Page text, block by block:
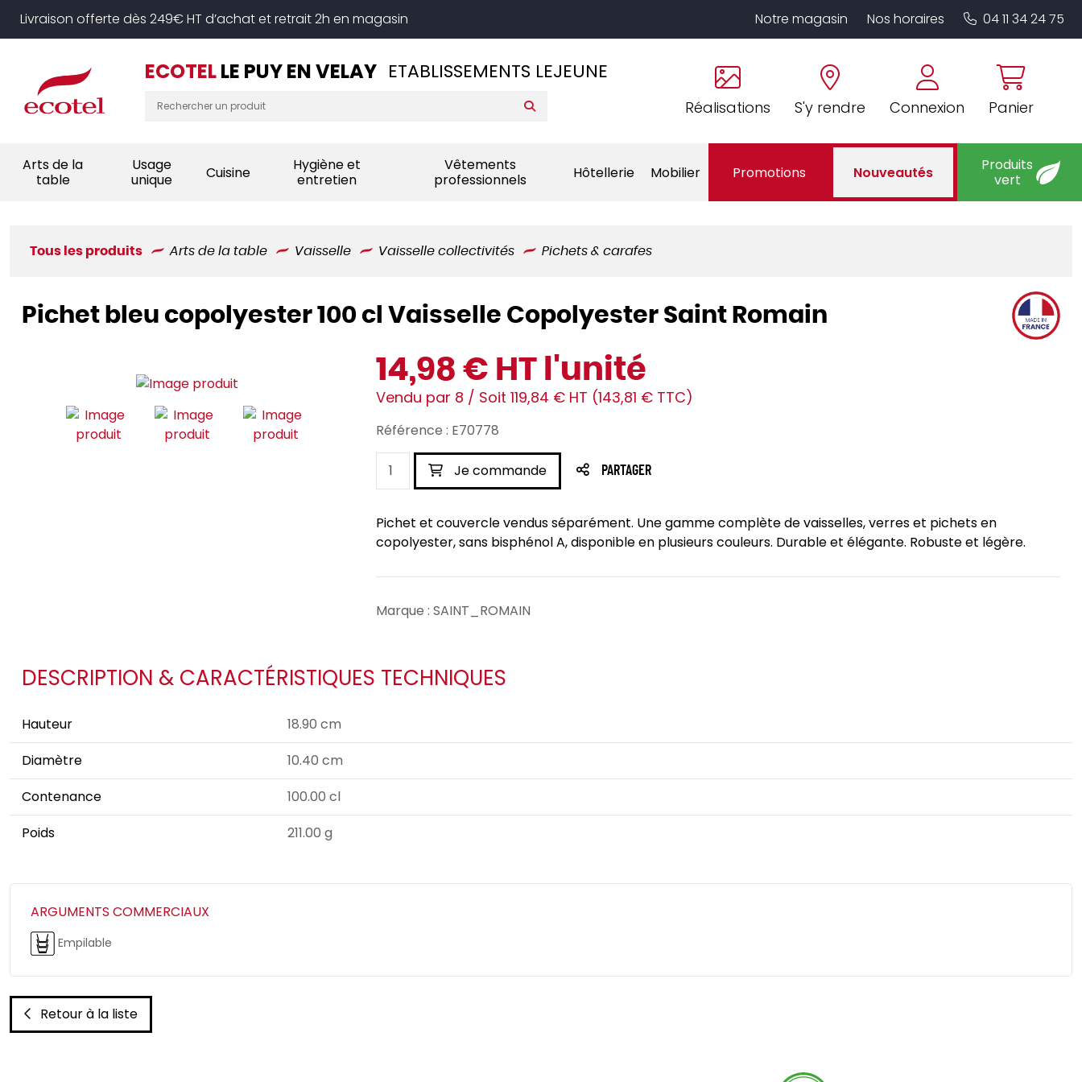
Livraison offerte dès 249€ HT d’achat et retrait 2h en magasin
Réalisations S'y rendre Connexion Panier
ECOTELLE PUY EN VELAY ETABLISSEMENTS LEJEUNE
Notre magasin Nos horaires 04 11 34 24 75
Arts de la
table
Usage
unique
Cuisine
Hygiène et
entretien
Vêtements
professionnels
Hôtellerie Mobilier Promotions Nouveautés
Produits
vert
Tous les produits Arts de la table Vaisselle Vaisselle collectivités Pichets & carafes
Pichet bleu copolyester 100 cl Vaisselle Copolyester Saint Romain
14,98 € HT l'unité
Vendu par 8 / Soit 119,84 € HT (143,81 € TTC)
Référence : E70778
Je commande PARTAGER
Pichet et couvercle vendus séparément. Une gamme complète de vaisselles, verres et pichets en
copolyester, sans bisphénol A, disponible en plusieurs couleurs. Durable et élégante. Robuste et légère.
Marque : SAINT_ROMAIN
DESCRIPTION & CARACTÉRISTIQUES TECHNIQUES
Hauteur
18.90 cm
Diamètre
10.40 cm
Contenance
100.00 cl
Poids
211.00 g
ARGUMENTS COMMERCIAUX
Empilable
Retour à la liste
Panneau de gestion des cookies